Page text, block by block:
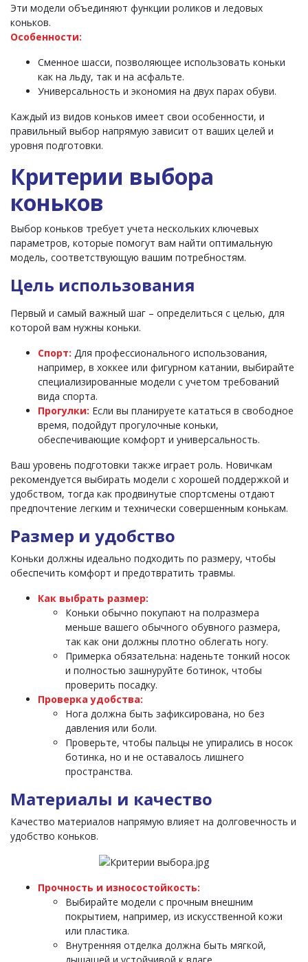
Эти модели объединяют функции роликов и ледовых
коньков.
Особенности:
Сменное шасси, позволяющее использовать коньки
как на льду, так и на асфальте.
Универсальность и экономия на двух парах обуви.
Каждый из видов коньков имеет свои особенности, и
правильный выбор напрямую зависит от ваших целей и
уровня подготовки.
Критерии выбора
коньков
Выбор коньков требует учета нескольких ключевых
параметров, которые помогут вам найти оптимальную
модель, соответствующую вашим потребностям.
Цель использования
Первый и самый важный шаг – определиться с целью, для
которой вам нужны коньки.
Спорт: Для профессионального использования,
например, в хоккее или фигурном катании, выбирайте
специализированные модели с учетом требований
вида спорта.
Прогулки: Если вы планируете кататься в свободное
время, подойдут прогулочные коньки,
обеспечивающие комфорт и универсальность.
Ваш уровень подготовки также играет роль. Новичкам
рекомендуется выбирать модели с хорошей поддержкой и
удобством, тогда как продвинутые спортсмены отдают
предпочтение легким и технически совершенным конькам.
Размер и удобство
Коньки должны идеально подходить по размеру, чтобы
обеспечить комфорт и предотвратить травмы.
Как выбрать размер:
Коньки обычно покупают на полразмера
меньше вашего обычного обувного размера,
так как они должны плотно облегать ногу.
Примерка обязательна: наденьте тонкий носок
и полностью зашнуруйте ботинок, чтобы
проверить посадку.
Проверка удобства:
Нога должна быть зафиксирована, но без
давления или боли.
Проверьте, чтобы пальцы не упирались в носок
ботинка, но и не оставалось лишнего
пространства.
Материалы и качество
Качество материалов напрямую влияет на долговечность и
удобство коньков.
Прочность и износостойкость:
Выбирайте модели с прочным внешним
покрытием, например, из искусственной кожи
или пластика.
Внутренняя отделка должна быть мягкой,